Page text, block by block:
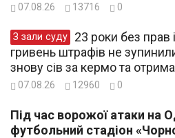
07.08.26 13716 0
З зали суду
гривень штрафів не
знову сів за кермо та
07.08.26 12960 0
Під час ворожої атаки на
футбольний стадіон